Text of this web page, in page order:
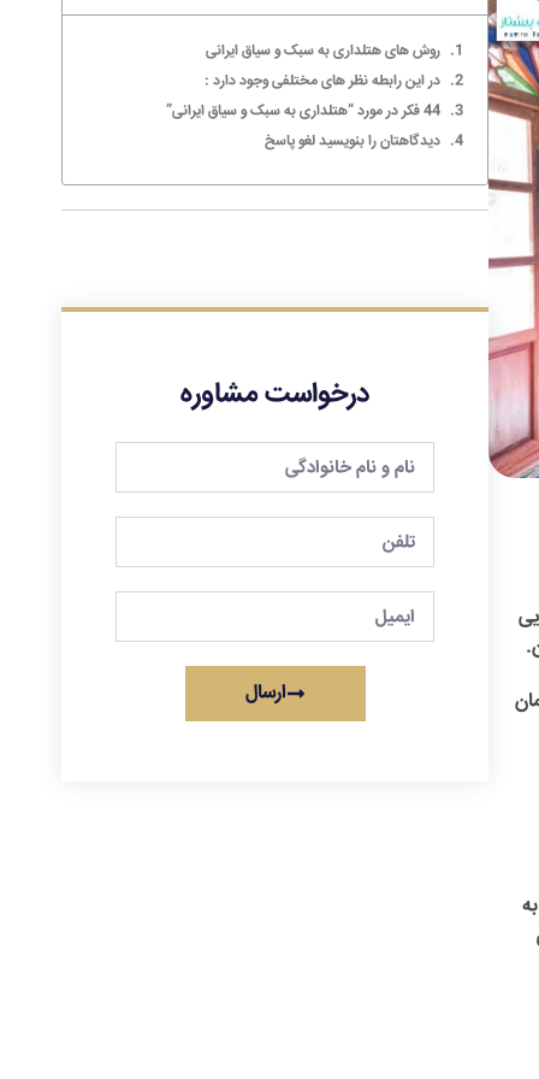
روش های هتلداری به سبک و سیاق ایرانی
در این رابطه نظر های مختلفی وجود دارد :
44 فکر در مورد “هتلداری به سبک و سیاق ایرانی”
دیدگاهتان را بنویسید لغو پاسخ
درخواست مشاوره
ارسال